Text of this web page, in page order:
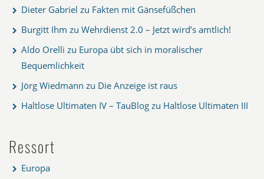
Dieter Gabriel zu Fakten mit Gänsefüßchen
Burgitt Ihm zu Wehrdienst 2.0 – Jetzt wird’s amtlich!
Aldo Orelli zu Europa übt sich in moralischer
Bequemlichkeit
Jörg Wiedmann zu Die Anzeige ist raus
Haltlose Ultimaten IV – TauBlog zu Haltlose Ultimaten III
Ressort
Europa